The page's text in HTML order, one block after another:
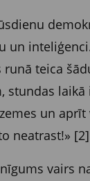
teica
un
neatrast!» [2]
vairs